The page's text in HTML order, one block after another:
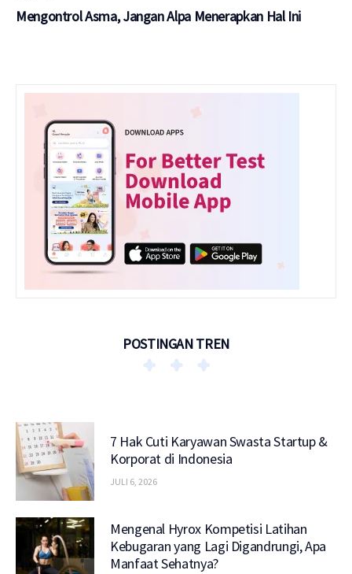
Mengontrol Asma, Jangan Alpa Menerapkan Hal Ini
POSTINGAN TREN
7 Hak Cuti Karyawan Swasta Startup &
Korporat di Indonesia
JULI 6, 2026
Mengenal Hyrox Kompetisi Latihan
Kebugaran yang Lagi Digandrungi, Apa
Manfaat Sehatnya?